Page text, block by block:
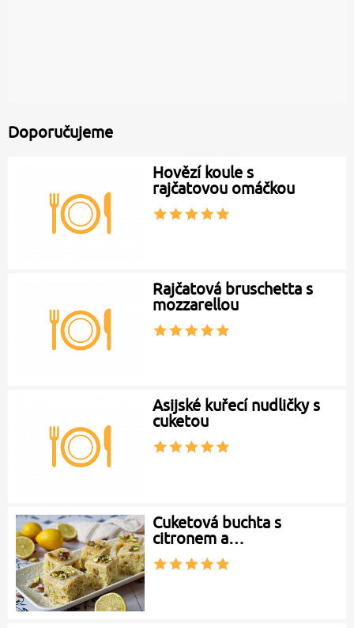
Doporučujeme
Hovězí koule s
rajčatovou omáčkou
Rajčatová bruschetta s
mozzarellou
Asijské kuřecí nudličky s
cuketou
Cuketová buchta s
citronem a…